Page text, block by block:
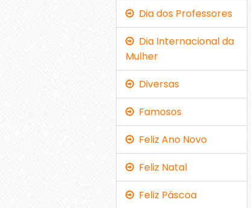
Dia dos Professores
Dia Internacional da
Mulher
Diversas
Famosos
Feliz Ano Novo
Feliz Natal
Feliz Páscoa